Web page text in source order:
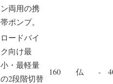
ン両用の携
帯ポンプ。
ロードバイ
ク向け最
小・最軽量
の2段階切替
160 仏 -